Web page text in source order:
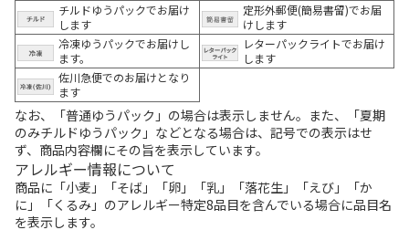
チルドゆうパックでお届け
します
定形外郵便(簡易書留)でお届
けします
冷凍ゆうパックでお届けし
ます。
レターパックライトでお届け
します
佐川急便でのお届けとなり
ます
なお、「普通ゆうパック」の場合は表示しません。また、「夏期
のみチルドゆうパック」などとなる場合は、記号での表示はせ
ず、商品内容欄にその旨を表示しています。
アレルギー情報について
商品に「小麦」「そば」「卵」「乳」「落花生」「えび」「か
に」「くるみ」のアレルギー特定8品目を含んでいる場合に品目名
を表示します。